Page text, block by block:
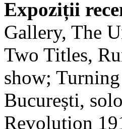
Expoziții
Gallery, The
Two Titles,
show;
București,
Revolution